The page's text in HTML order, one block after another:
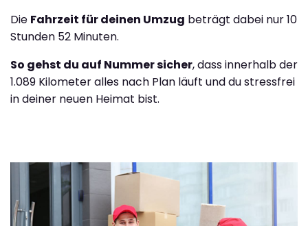
Die Fahrzeit für deinen Umzug beträgt dabei nur 10
Stunden 52 Minuten.
So gehst du auf Nummer sicher, dass innerhalb der
1.089 Kilometer alles nach Plan läuft und du stressfrei
in deiner neuen Heimat bist.